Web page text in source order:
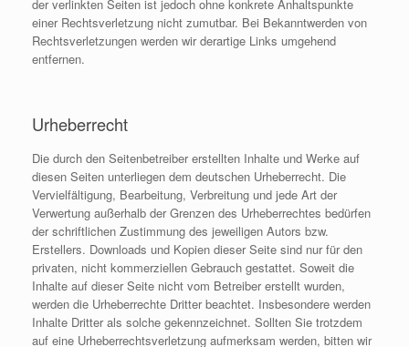
der verlinkten Seiten ist jedoch ohne konkrete Anhaltspunkte
einer Rechtsverletzung nicht zumutbar. Bei Bekanntwerden von
Rechtsverletzungen werden wir derartige Links umgehend
entfernen.
Urheberrecht
Die durch den Seitenbetreiber erstellten Inhalte und Werke auf
diesen Seiten unterliegen dem deutschen Urheberrecht. Die
Vervielfältigung, Bearbeitung, Verbreitung und jede Art der
Verwertung außerhalb der Grenzen des Urheberrechtes bedürfen
der schriftlichen Zustimmung des jeweiligen Autors bzw.
Erstellers. Downloads und Kopien dieser Seite sind nur für den
privaten, nicht kommerziellen Gebrauch gestattet. Soweit die
Inhalte auf dieser Seite nicht vom Betreiber erstellt wurden,
werden die Urheberrechte Dritter beachtet. Insbesondere werden
Inhalte Dritter als solche gekennzeichnet. Sollten Sie trotzdem
auf eine Urheberrechtsverletzung aufmerksam werden, bitten wir